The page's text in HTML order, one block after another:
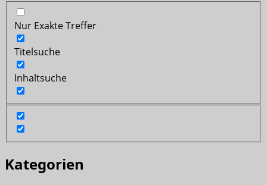
Nur Exakte Treffer
Titelsuche
Inhaltsuche
Kategorien